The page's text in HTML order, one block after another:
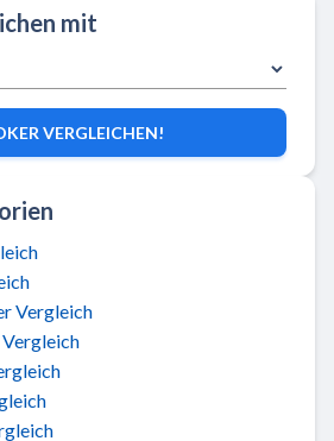
mit
VERGLEICHEN!
Vergleich